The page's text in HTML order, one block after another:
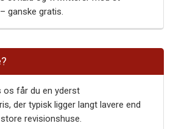
ganske gratis.
os får du en yderst
der typisk ligger langt lavere end
revisionshuse.